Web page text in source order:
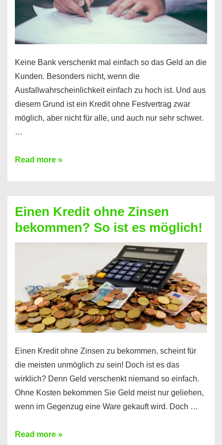
möglich!
Keine Bank verschenkt mal einfach so das Geld an die
Kunden. Besonders nicht, wenn die
Ausfallwahrscheinlichkeit einfach zu hoch ist. Und aus
diesem Grund ist ein Kredit ohne Festvertrag zwar
möglich, aber nicht für alle, und auch nur sehr schwer.
…
Ist
Festvertrag
für
jeden
erfahren
Sie
es
Read more »
Einen Kredit ohne Zinsen
bekommen? So ist es möglich!
Einen Kredit ohne Zinsen zu bekommen, scheint für
die meisten unmöglich zu sein! Doch ist es das
wirklich? Denn Geld verschenkt niemand so einfach.
Ohne Kosten bekommen Sie Geld meist nur geliehen,
wenn im Gegenzug eine Ware gekauft wird. Doch …
Einen
Read more »